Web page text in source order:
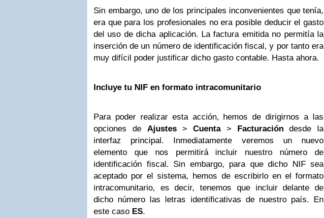
Sin embargo, uno de los principales inconvenientes que tenía,
era que para los profesionales no era posible deducir el gasto
del uso de dicha aplicación. La factura emitida no permitía la
inserción de un número de identificación fiscal, y por tanto era
muy difícil poder justificar dicho gasto contable. Hasta ahora.
Incluye tu NIF en formato intracomunitario
Para poder realizar esta acción, hemos de dirigirnos a las
opciones de Ajustes> Cuenta> Facturacióndesde la
interfaz principal. Inmediatamente veremos un nuevo
elemento que nos permitirá incluir nuestro número de
identificación fiscal. Sin embargo, para que dicho NIF sea
aceptado por el sistema, hemos de escribirlo en el formato
intracomunitario, es decir, tenemos que incluir delante de
dicho número las letras identificativas de nuestro país. En
este caso ES.